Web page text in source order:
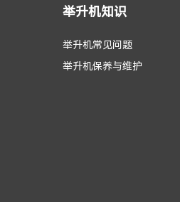
举升机知识
举升机常见问题
举升机保养与维护